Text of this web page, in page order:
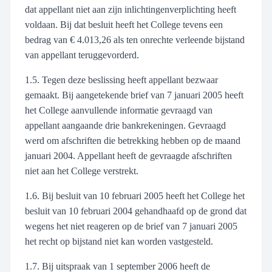
dat appellant niet aan zijn inlichtingenverplichting heeft
voldaan. Bij dat besluit heeft het College tevens een
bedrag van € 4.013,26 als ten onrechte verleende bijstand
van appellant teruggevorderd.
1.5. Tegen deze beslissing heeft appellant bezwaar
gemaakt. Bij aangetekende brief van 7 januari 2005 heeft
het College aanvullende informatie gevraagd van
appellant aangaande drie bankrekeningen. Gevraagd
werd om afschriften die betrekking hebben op de maand
januari 2004. Appellant heeft de gevraagde afschriften
niet aan het College verstrekt.
1.6. Bij besluit van 10 februari 2005 heeft het College het
besluit van 10 februari 2004 gehandhaafd op de grond dat
wegens het niet reageren op de brief van 7 januari 2005
het recht op bijstand niet kan worden vastgesteld.
1.7. Bij uitspraak van 1 september 2006 heeft de